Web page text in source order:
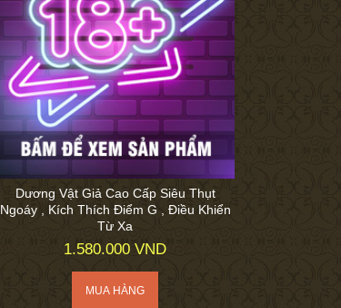
Dương Vật Giả Cao Cấp Siêu Thụt
Ngoáy , Kích Thích Điểm G , Điều Khiển
Từ Xa
1.580.000 VND